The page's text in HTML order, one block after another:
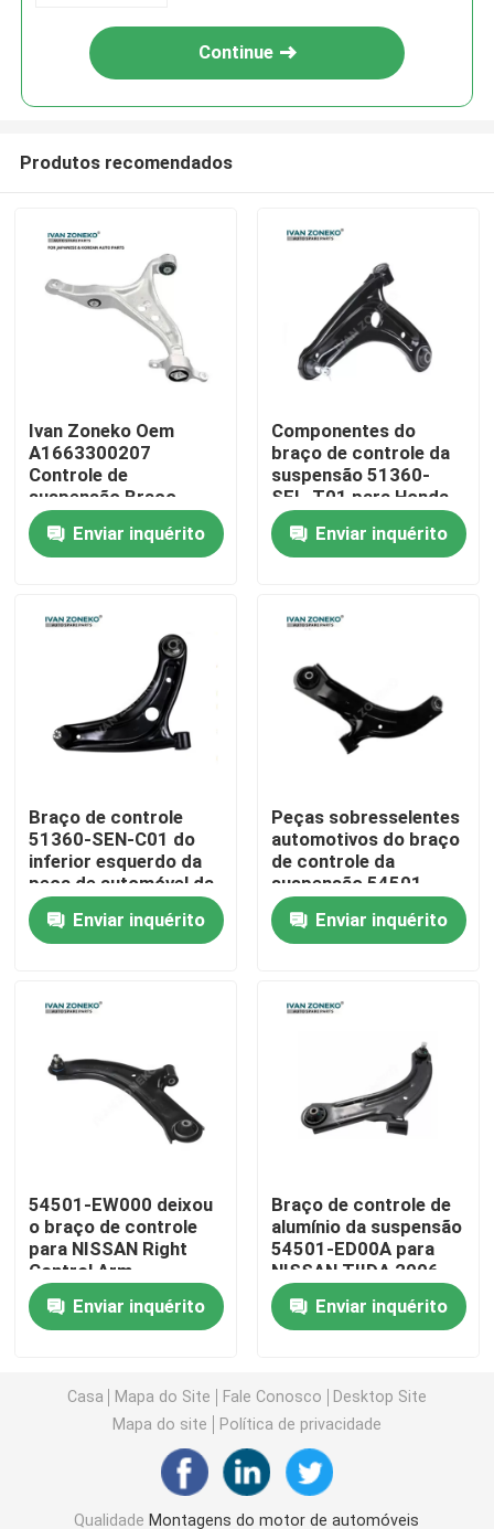
Produtos
Vídeos
Visita à fábrica
Controle de qualidade
Contate-nos
Montagens do motor de automóveis
Suporte de motor de borracha
Suporte de motor de Hyundai
Relação da barra do estabilizador
Continue
Produtos recomendados
Ivan Zoneko Oem
A1663300207
Controle de
suspensão Braço
dianteiro direito
inferiorEnviar inquérito
Componentes do
braço de controle da
suspensão 51360-
SEL-T01 para Honda
2014-2016 motores
Enviar inquérito
Braço de controle
51360-SEN-C01 do
inferior esquerdo da
peça de automóvel da
suspensão para
HONDA JAZZ
Enviar inquérito
Peças sobresselentes
automotivos do braço
de controle da
suspensão 54501-
ED000 para NISSAN
TIIDAEnviar inquérito
54501-EW000 deixou
o braço de controle
para NISSAN Right
Control Arm
Enviar inquérito
Braço de controle de
alumínio da suspensão
54501-ED00A para
NISSAN TIIDA 2006
Enviar inquérito
Casa Mapa do Site Fale Conosco
Desktop Site
Mapa do site
Política de privacidade
Qualidade Montagens do motor de automóveis